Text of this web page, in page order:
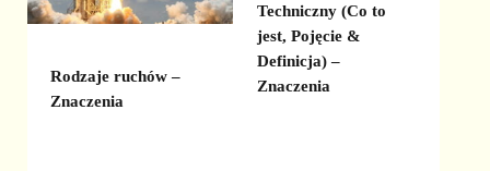
Rodzaje ruchów –
Znaczenia
Techniczny (Co to
jest, Pojęcie &
Definicja) –
Znaczenia